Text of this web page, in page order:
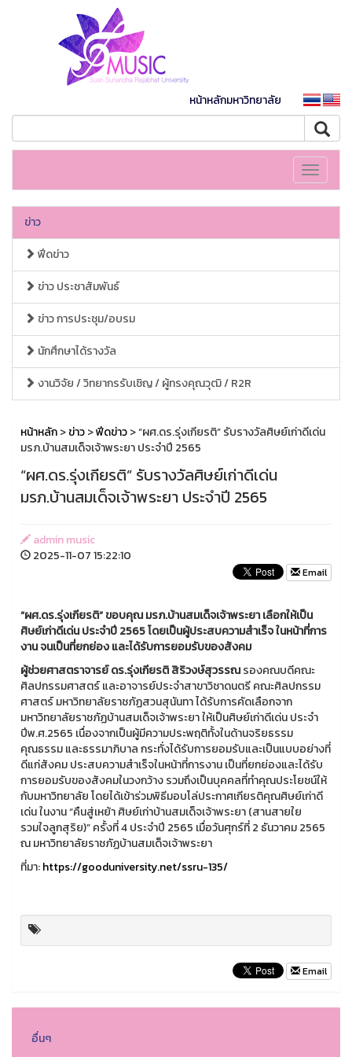
หน้าหลักมหาวิทยาลัย
Toggle
ข่าว
ฟีดข่าว
ข่าว ประชาสัมพันธ์
ข่าว การประชุม/อบรม
นักศึกษาได้รางวัล
งานวิจัย / วิทยากรรับเชิญ / ผู้ทรงคุณวุฒิ / R2R
หน้าหลัก>ข่าว>ฟีดข่าว> “ผศ.ดร.รุ่งเกียรติ” รับรางวัลศิษย์เก่าดีเด่น
มรภ.บ้านสมเด็จเจ้าพระยา ประจำปี 2565
“ผศ.ดร.รุ่งเกียรติ” รับรางวัลศิษย์เก่าดีเด่น
มรภ.บ้านสมเด็จเจ้าพระยา ประจำปี 2565
admin music
2025-11-07 15:22:10
Email
“ผศ.ดร.รุ่งเกียรติ” ขอบคุณ มรภ.บ้านสมเด็จเจ้าพระยา เลือกให้เป็น
ศิษย์เก่าดีเด่น ประจำปี 2565 โดยเป็นผู้ประสบความสำเร็จ ในหน้าที่การ
งาน จนเป็นที่ยกย่อง และได้รับการยอมรับของสังคม
ผู้ช่วยศาสตราจารย์ ดร.รุ่งเกียรติ สิริวงษ์สุวรรณรองคณบดีคณะ
ศิลปกรรมศาสตร์ และอาจารย์ประจำสาขาวิชาดนตรี คณะศิลปกรรม
ศาสตร์ มหาวิทยาลัยราชภัฏสวนสุนันทา ได้รับการคัดเลือกจาก
มหาวิทยาลัยราชภัฏบ้านสมเด็จเจ้าพระยา ให้เป็นศิษย์เก่าดีเด่น ประจำ
ปีพ.ศ.2565 เนื่องจากเป็นผู้มีความประพฤติทั้งในด้านจริยธรรม
คุณธรรม และธรรมาภิบาล กระทั่งได้รับการยอมรับและเป็นแบบอย่างที่
ดีแก่สังคม ประสบความสำเร็จในหน้าที่การงาน เป็นที่ยกย่องและได้รับ
การยอมรับของสังคมในวงกว้าง รวมถึงเป็นบุคคลที่ทำคุณประโยชน์ให้
กับมหาวิทยาลัย โดยได้เข้าร่วมพิธีมอบโล่ประกาศเกียรติคุณศิษย์เก่าดี
เด่น ในงาน “คืนสู่เหย้า ศิษย์เก่าบ้านสมเด็จเจ้าพระยา (สานสายใย
รวมใจลูกสุริย)” ครั้งที่ 4 ประจำปี 2565 เมื่อวันศุกร์ที่ 2 ธันวาคม 2565
ณ มหาวิทยาลัยราชภัฏบ้านสมเด็จเจ้าพระยา
ที่มา:https://gooduniversity.net/ssru-135/
Email
อื่นๆ